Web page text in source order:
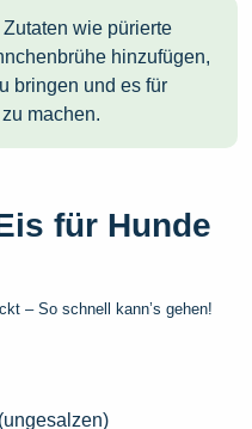
wie pürierte
hinzufügen,
bringen und es für
machen.
für Hunde
– So schnell kann’s gehen!